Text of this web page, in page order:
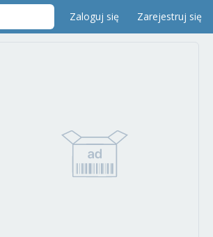
Zaloguj się Zarejestruj się